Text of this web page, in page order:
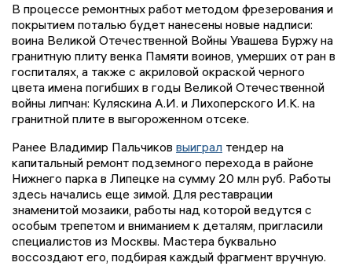
В процессе ремонтных работ методом фрезерования и
покрытием поталью будет нанесены новые надписи:
воина Великой Отечественной Войны Увашева Буржу на
гранитную плиту венка Памяти воинов, умерших от ран в
госпиталях, а также с акриловой окраской черного
цвета имена погибших в годы Великой Отечественной
войны липчан: Куляскина А.И. и Лихоперского И.К. на
гранитной плите в выгороженном отсеке.
Ранее Владимир Пальчиков выиграл тендер на
капитальный ремонт подземного перехода в районе
Нижнего парка в Липецке на сумму 20 млн руб. Работы
здесь начались еще зимой. Для реставрации
знаменитой мозаики, работы над которой ведутся с
особым трепетом и вниманием к деталям, пригласили
специалистов из Москвы. Мастера буквально
воссоздают его, подбирая каждый фрагмент вручную.